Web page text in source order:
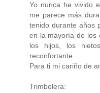
Yo nunca he vivido
me parece más
tenido durante años
en la mayoría de los
los hijos, los
reconfortante.
Para ti mi cariño de
Trimbolera: